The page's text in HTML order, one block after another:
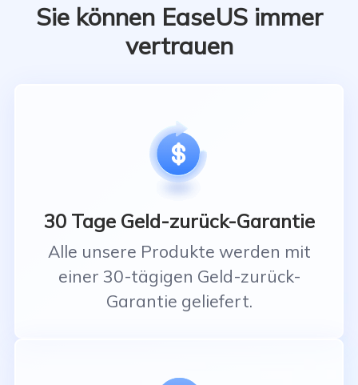
Sie können EaseUS immer
vertrauen
30 Tage Geld-zurück-Garantie
Alle unsere Produkte werden mit
einer 30-tägigen Geld-zurück-
Garantie geliefert.